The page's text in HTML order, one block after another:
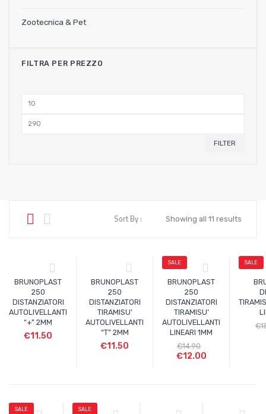
Zootecnica & Pet
FILTRA PER PREZZO
Min
Max
FILTER
Showing all 11 results
Sort By :
BRUNOPLAST
250
DISTANZIATORI
AUTOLIVELLANTI
“+” 2MM
€11.50
BRUNOPLAST
250
DISTANZIATORI
TIRAMISU’
AUTOLIVELLANTI
“T” 2MM
€11.50
SALE
BRUNOPLAST
250
DISTANZIATORI
TIRAMISU’
AUTOLIVELLANTI
LINEARI 1MM
€14.90
€12.00
SALE
€
SALE SALE